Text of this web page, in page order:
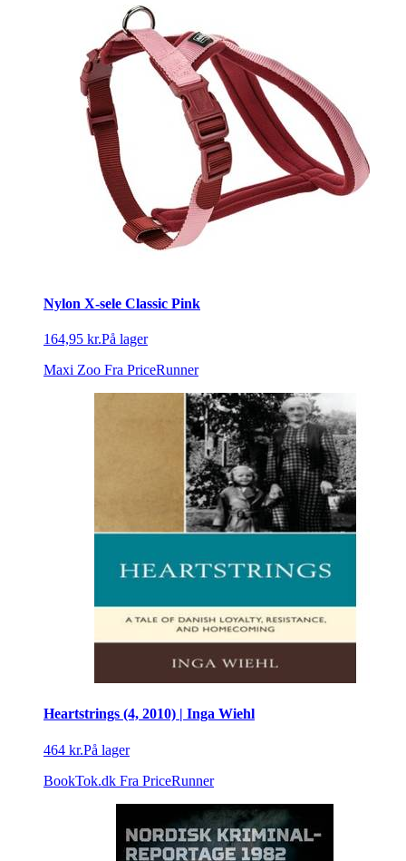
Nylon X-sele Classic Pink
164,95 kr.På lager
Maxi Zoo Fra PriceRunner
Heartstrings (4, 2010) | Inga Wiehl
464 kr.På lager
BookTok.dk Fra PriceRunner